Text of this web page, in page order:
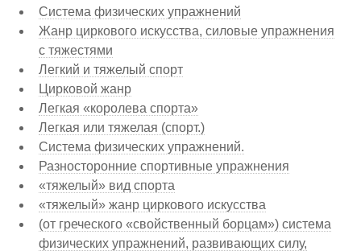
Система физических упражнений
Жанр циркового искусства, силовые упражнения
с тяжестями
Легкий и тяжелый спорт
Цирковой жанр
Легкая «королева спорта»
Легкая или тяжелая (спорт.)
Система физических упражнений.
Разносторонние спортивные упражнения
«тяжелый» вид спорта
«тяжелый» жанр циркового искусства
(от греческого «свойственный борцам») система
физических упражнений, развивающих силу,